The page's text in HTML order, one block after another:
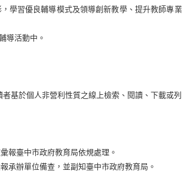
學習優良輔導模式及領導創新教學、提升教師專業
導活動中。
基於個人非營利性質之線上檢索、閱讀、下載或列
報臺中市政府教育局依規處理。
承辦單位備查，並副知臺中市政府教育局。